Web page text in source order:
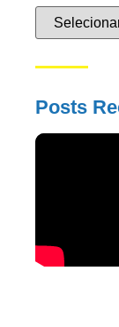
Posts